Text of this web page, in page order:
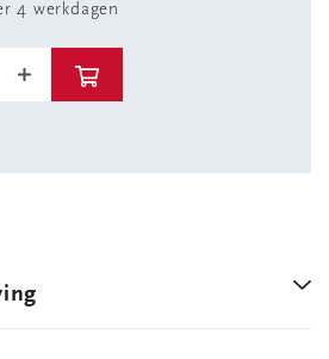
4 werkdagen